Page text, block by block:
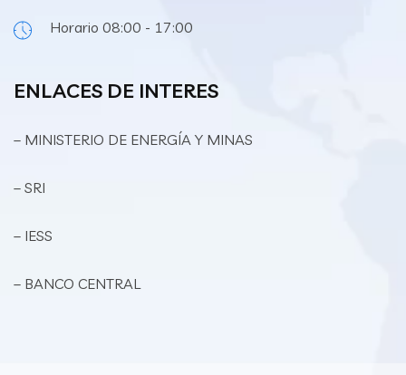
Horario 08:00 - 17:00
ENLACES DE INTERES
– MINISTERIO DE ENERGÍA Y MINAS
– SRI
– IESS
– BANCO CENTRAL